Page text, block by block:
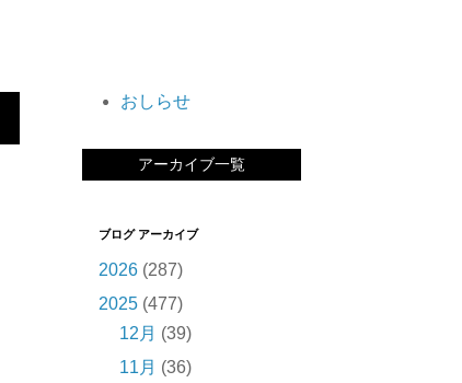
おしらせ
アーカイブ一覧
ブログ アーカイブ
2026 (287)
2025 (477)
12月 (39)
11月 (36)